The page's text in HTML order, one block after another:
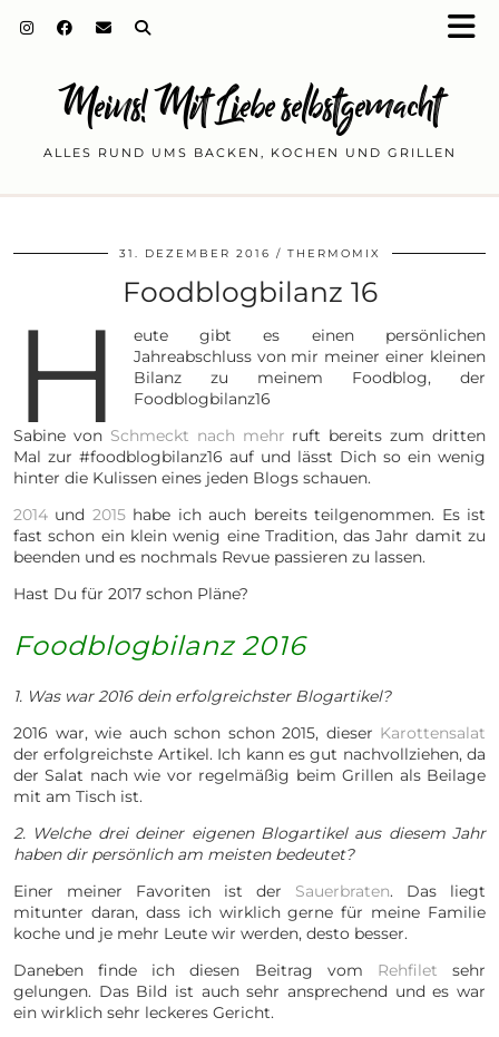
Meins! Mit Liebe selbstgemacht
ALLES RUND UMS BACKEN, KOCHEN UND GRILLEN
31. DEZEMBER 2016 THERMOMIX
Foodblogbilanz 16
H
eute gibt es einen persönlichen
Jahreabschluss von mir meiner einer kleinen
Bilanz zu meinem Foodblog, der
Foodblogbilanz16
Sabine von Schmeckt nach mehr ruft bereits zum dritten
Mal zur #foodblogbilanz16 auf und lässt Dich so ein wenig
hinter die Kulissen eines jeden Blogs schauen.
2014 und 2015 habe ich auch bereits teilgenommen. Es ist
fast schon ein klein wenig eine Tradition, das Jahr damit zu
beenden und es nochmals Revue passieren zu lassen.
Hast Du für 2017 schon Pläne?
Foodblogbilanz 2016
1. Was war 2016 dein erfolgreichster Blogartikel?
2016 war, wie auch schon schon 2015, dieser Karottensalat
der erfolgreichste Artikel. Ich kann es gut nachvollziehen, da
der Salat nach wie vor regelmäßig beim Grillen als Beilage
mit am Tisch ist.
2. Welche drei deiner eigenen Blogartikel aus diesem Jahr
haben dir persönlich am meisten bedeutet?
Einer meiner Favoriten ist der Sauerbraten. Das liegt
mitunter daran, dass ich wirklich gerne für meine Familie
koche und je mehr Leute wir werden, desto besser.
Daneben finde ich diesen Beitrag vom Rehfiletsehr
gelungen. Das Bild ist auch sehr ansprechend und es war
ein wirklich sehr leckeres Gericht.